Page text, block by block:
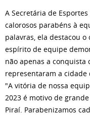
A Secretária de
calorosos parabéns à
palavras, ela destacou
espírito de equipe
não apenas a
representaram a cidade
"A vitória de nossa
2023 é motivo de
Piraí. Parabenizamos